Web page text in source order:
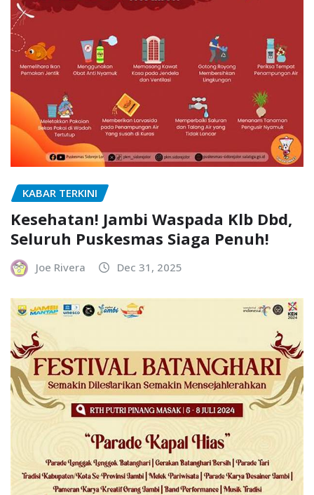
KABAR TERKINI
Kesehatan! Jambi Waspada Klb Dbd,
Seluruh Puskesmas Siaga Penuh!
Joe Rivera Dec 31, 2025